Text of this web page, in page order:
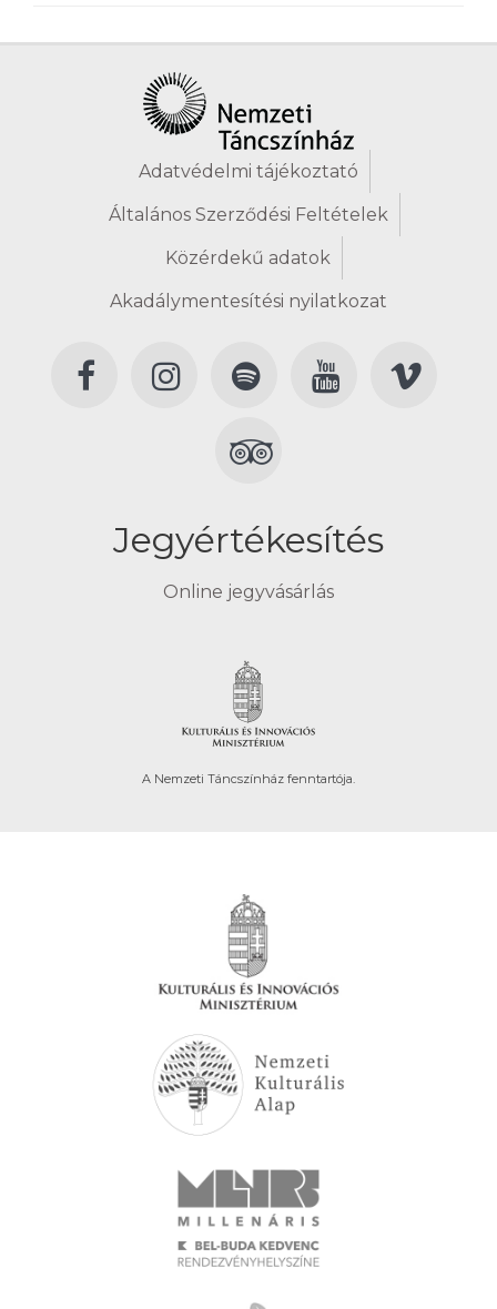
Adatvédelmi tájékoztató
Általános Szerződési Feltételek
Közérdekű adatok
Akadálymentesítési nyilatkozat
Jegyértékesítés
Online jegyvásárlás
A Nemzeti Táncszínház fenntartója.